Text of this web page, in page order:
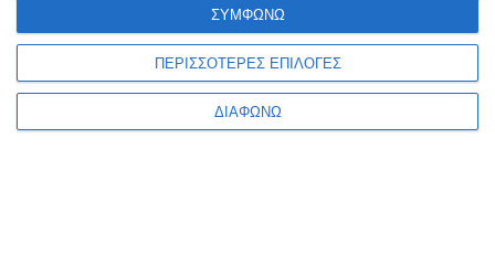
ΠΕΡΙΣΣΟΤΕΡΕΣ ΕΠΙΛΟΓΕΣ
ΔΙΑΦΩΝΩ
ΣΥΜΦΩΝΩ